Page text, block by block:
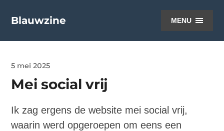
Blauwzine MENU
5 mei 2025
Mei social vrij
Ik zag ergens de website mei social vrij,
waarin werd opgeroepen om eens een